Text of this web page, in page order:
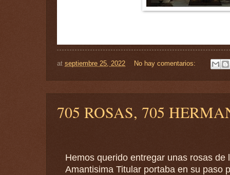
at septiembre 25, 2022 No hay comentarios:
705 ROSAS, 705
Hemos querido entregar unas rosas de
Amantisima Titular portaba en su paso